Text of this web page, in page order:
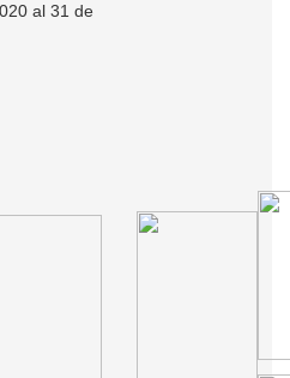
al 31 de